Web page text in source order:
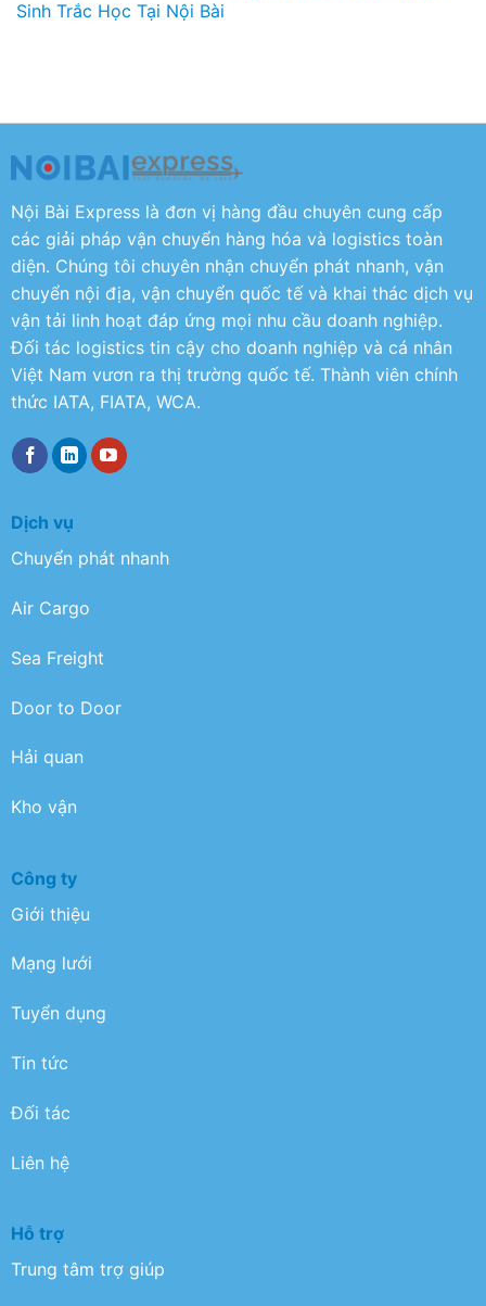
Sinh Trắc Học Tại Nội Bài
Nội Bài Express là đơn vị hàng đầu chuyên cung cấp
các giải pháp vận chuyển hàng hóa và logistics toàn
diện. Chúng tôi chuyên nhận chuyển phát nhanh, vận
chuyển nội địa, vận chuyển quốc tế và khai thác dịch vụ
vận tải linh hoạt đáp ứng mọi nhu cầu doanh nghiệp.
Đối tác logistics tin cậy cho doanh nghiệp và cá nhân
Việt Nam vươn ra thị trường quốc tế. Thành viên chính
thức IATA, FIATA, WCA.
Dịch vụ
Chuyển phát nhanh
Air Cargo
Sea Freight
Door to Door
Hải quan
Kho vận
Công ty
Giới thiệu
Mạng lưới
Tuyển dụng
Tin tức
Đối tác
Liên hệ
Hỗ trợ
Trung tâm trợ giúp